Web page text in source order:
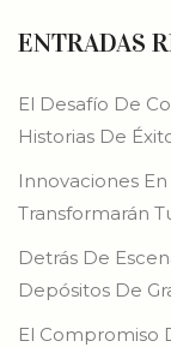
ENTRADAS
El Desafío De
Historias De
Innovaciones
Transformarán
Detrás De
Depósitos De
El Compromiso